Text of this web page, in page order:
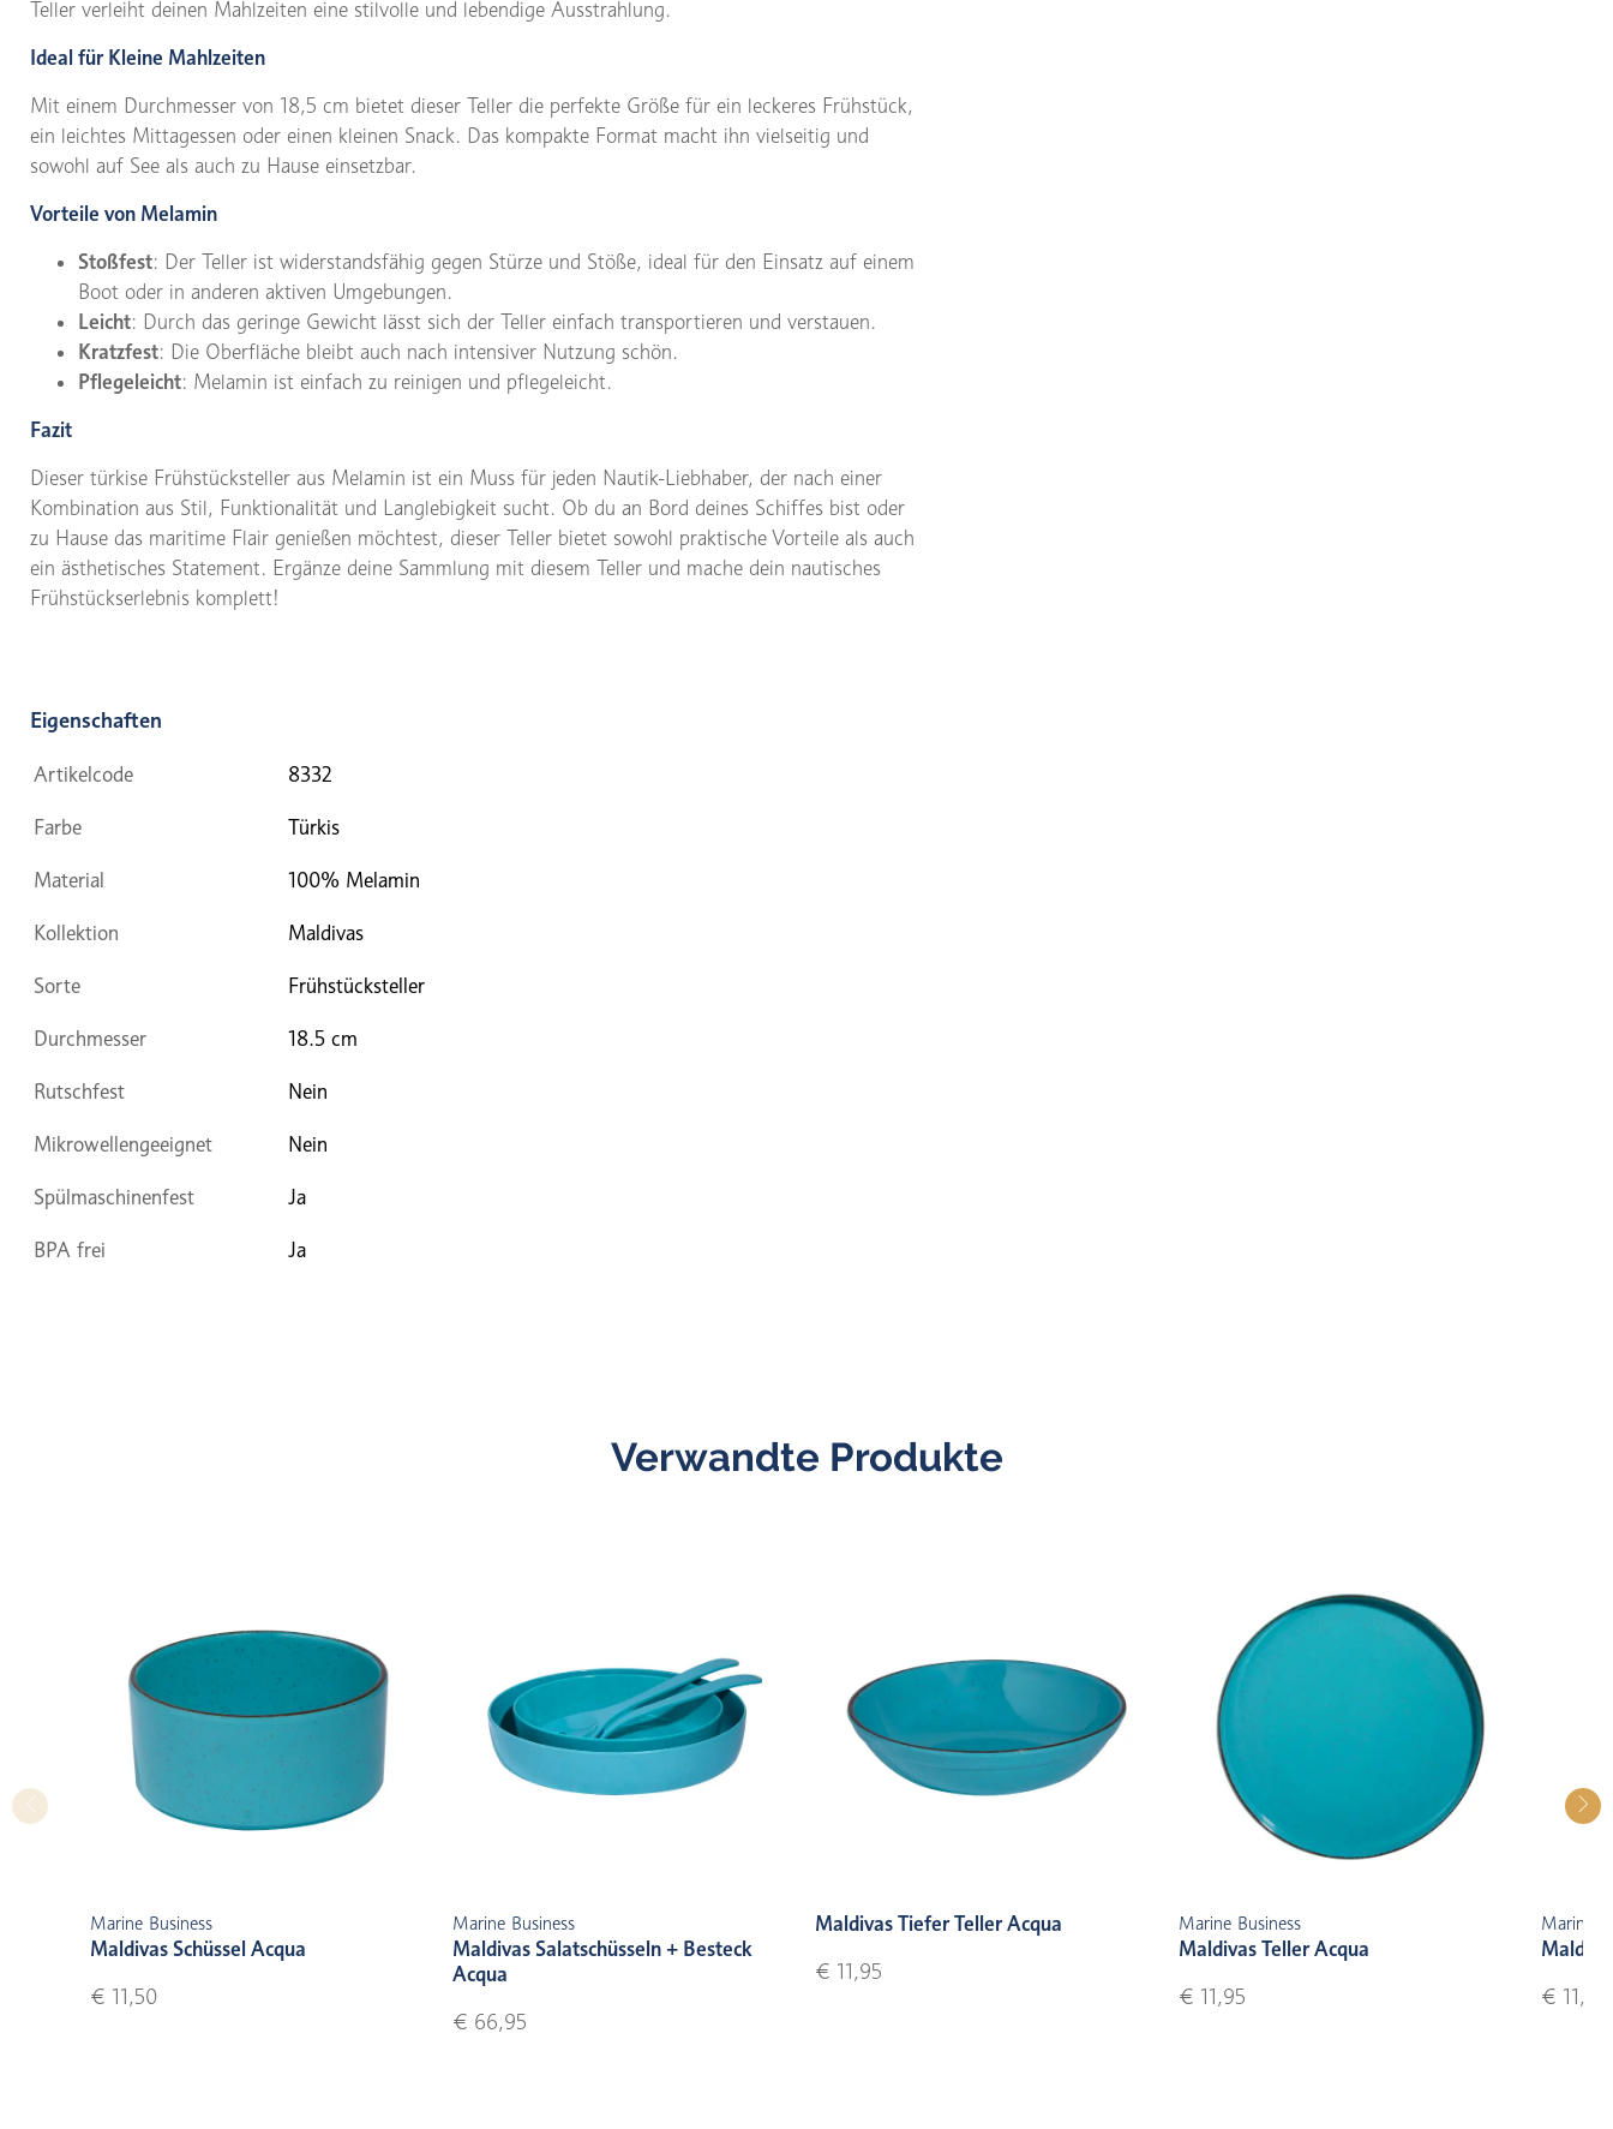
Teller verleiht deinen Mahlzeiten eine stilvolle und lebendige Ausstrahlung.
Ideal für Kleine Mahlzeiten
Mit einem Durchmesser von 18,5 cm bietet dieser Teller die perfekte Größe für ein leckeres Frühstück,
ein leichtes Mittagessen oder einen kleinen Snack. Das kompakte Format macht ihn vielseitig und
sowohl auf See als auch zu Hause einsetzbar.
Vorteile von Melamin
Stoßfest: Der Teller ist widerstandsfähig gegen Stürze und Stöße, ideal für den Einsatz auf einem
Boot oder in anderen aktiven Umgebungen.
Leicht: Durch das geringe Gewicht lässt sich der Teller einfach transportieren und verstauen.
Kratzfest: Die Oberfläche bleibt auch nach intensiver Nutzung schön.
Pflegeleicht: Melamin ist einfach zu reinigen und pflegeleicht.
Fazit
Dieser türkise Frühstücksteller aus Melamin ist ein Muss für jeden Nautik-Liebhaber, der nach einer
Kombination aus Stil, Funktionalität und Langlebigkeit sucht. Ob du an Bord deines Schiffes bist oder
zu Hause das maritime Flair genießen möchtest, dieser Teller bietet sowohl praktische Vorteile als auch
ein ästhetisches Statement. Ergänze deine Sammlung mit diesem Teller und mache dein nautisches
Frühstückserlebnis komplett!
Eigenschaften
Artikelcode 8332
Farbe Türkis
Material 100% Melamin
Kollektion Maldivas
Sorte Frühstücksteller
Durchmesser 18.5 cm
Rutschfest Nein
Mikrowellengeeignet Nein
Spülmaschinenfest Ja
BPA frei Ja
Verwandte Produkte
Marine Business
Maldivas Schüssel Acqua
€ 11,50
Marine Business
Maldivas Salatschüsseln + Besteck
Acqua
€ 66,95
Maldivas Tiefer Teller Acqua
€ 11,95
Marine Business
Maldivas Teller Acqua
€ 11,95
Marine
€ 11,75